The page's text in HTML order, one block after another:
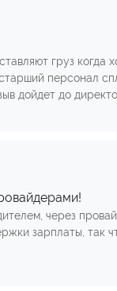
груз когда
персонал
дойдет до
через
зарплаты, так